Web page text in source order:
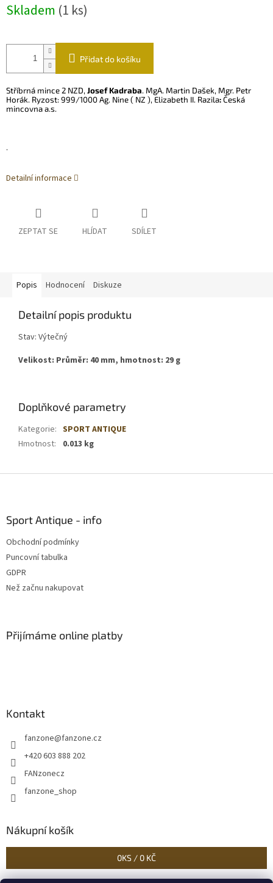
cena:
Skladem (1 ks)
Přidat do košíku
Stříbrná mince 2 NZD,Josef Kadraba. MgA. Martin Dašek, Mgr. Petr
Horák. Ryzost:999/1000 Ag. Nine ( NZ ), Elizabeth II. Razila:Česká
mincovna a.s.
.
Detailní informace
ZEPTAT SE HLÍDAT SDÍLET
Popis Hodnocení Diskuze
Detailní popis produktu
Stav: Výtečný
Velikost: Průměr: 40 mm, hmotnost: 29 g
Doplňkové parametry
Kategorie: SPORT ANTIQUE
Hmotnost: 0.013 kg
Sport Antique - info
Obchodní podmínky
Puncovní tabulka
GDPR
Než začnu nakupovat
Přijímáme online platby
Kontakt
fanzone@fanzone.cz
+420 603 888 202
FANzonecz
fanzone_shop
Nákupní košík
0KS / 0 KČ